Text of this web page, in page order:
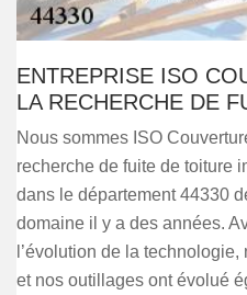
ENTREPRISE ISO
LA RECHERCHE DE
Nous sommes ISO
recherche de fuite de toiture
dans le département 44330
domaine il y a des années.
l’évolution de la
et nos outillages ont évolué